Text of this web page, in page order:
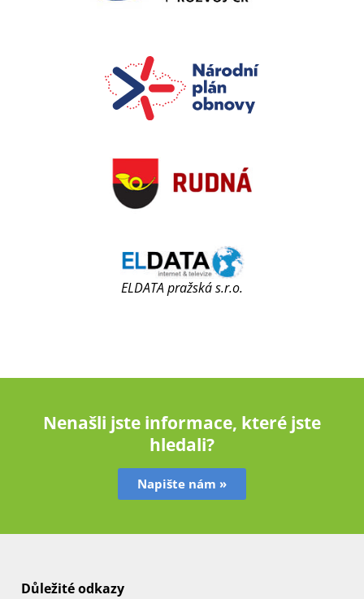
ELDATA pražská s.r.o.
Nenašli jste informace, které jste
hledali?
Napište nám »
Důležité odkazy